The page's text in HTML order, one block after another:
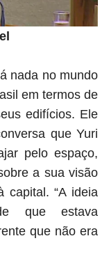
nada no mundo
em termos de
edifícios. Ele
que Yuri
pelo espaço,
a sua visão
capital. “A ideia
que estava
que não era